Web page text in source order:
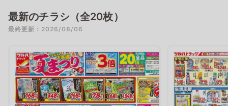
最新のチラシ（全20枚）
最終更新：2026/08/06